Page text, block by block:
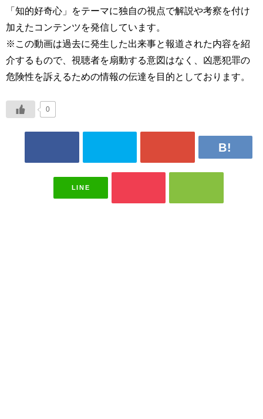
「知的好奇心」をテーマに独自の視点で解説や考察を付け
加えたコンテンツを発信しています。
※この動画は過去に発生した出来事と報道された内容を紹
介するもので、視聴者を扇動する意図はなく、凶悪犯罪の
危険性を訴えるための情報の伝達を目的としております。
0
LINE